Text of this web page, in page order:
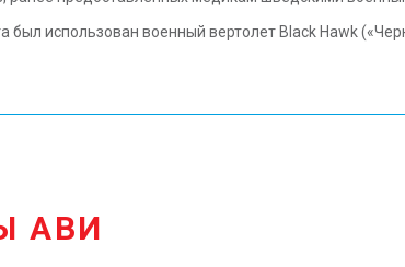
использован военный вертолет Black Hawk
АВИ